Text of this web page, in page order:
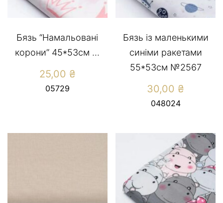
Бязь “Намальовані
корони” 45*53см ...
25,00 ₴
05729
Бязь із маленькими
синіми ракетами
55*53см №2567
30,00 ₴
048024